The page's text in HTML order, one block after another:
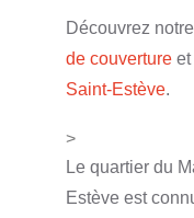
Découvrez
de couverture et
Saint-Estève.
>
Le quartier du
Estève est